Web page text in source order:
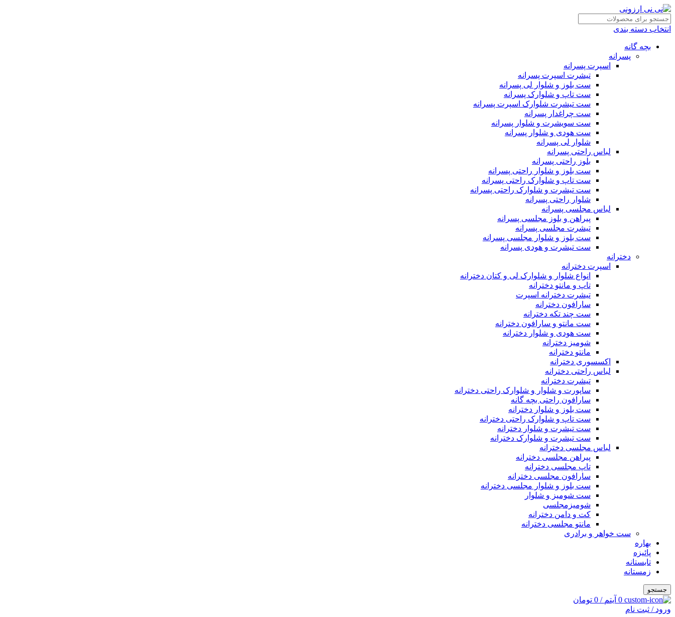
انتخاب دسته بندی
بچه گانه
پسرانه
اسپرت پسرانه
تیشرت اسپرت پسرانه
ست بلوز و شلوار لی پسرانه
ست تاپ و شلوارک پسرانه
ست تیشرت شلوارک اسپرت پسرانه
ست چراغدار پسرانه
ست سویشرت و شلوار پسرانه
ست هودی و شلوار پسرانه
شلوار لی پسرانه
لباس راحتی پسرانه
بلوز راحتی پسرانه
ست بلوز و شلوار راحتی پسرانه
ست تاپ و شلوارک راحتی پسرانه
ست تیشرت و شلوارک راحتی پسرانه
شلوار راحتی پسرانه
لباس مجلسی پسرانه
پیراهن و بلوز مجلسی پسرانه
تیشرت مجلسی پسرانه
ست بلوز و شلوار مجلسی پسرانه
ست تیشرت و هودی پسرانه
دخترانه
اسپرت دخترانه
انواع شلوار و شلوارک لی و کتان دخترانه
تاپ و مانتو دخترانه
تیشرت دخترانه اسپرت
سارافون دخترانه
ست چند تکه دخترانه
ست مانتو و سارافون دخترانه
ست هودی و شلوار دخترانه
شومیز دخترانه
مانتو دخترانه
اکسسوری دخترانه
لباس راحتی دخترانه
تیشرت دخترانه
ساپورت و شلوار و شلوارک راحتی دخترانه
سارافون راحتی بچه گانه
ست بلوز و شلوار دخترانه
ست تاپ و شلوارک راحتی دخترانه
ست تیشرت و شلوار دخترانه
ست تیشرت و شلوارک دخترانه
لباس مجلسی دخترانه
پیراهن مجلسی دخترانه
تاپ مجلسی دخترانه
سارافون مجلسی دخترانه
ست بلوز و شلوار مجلسی دخترانه
ست شومیز و شلوار
شومیزمجلسی
کت و دامن دخترانه
مانتو مجلسی دخترانه
ست خواهر و برادری
بهاره
پائیزه
تابستانه
زمستانه
جستجو
0 آیتم /
0 تومان
ورود / ثبت نام